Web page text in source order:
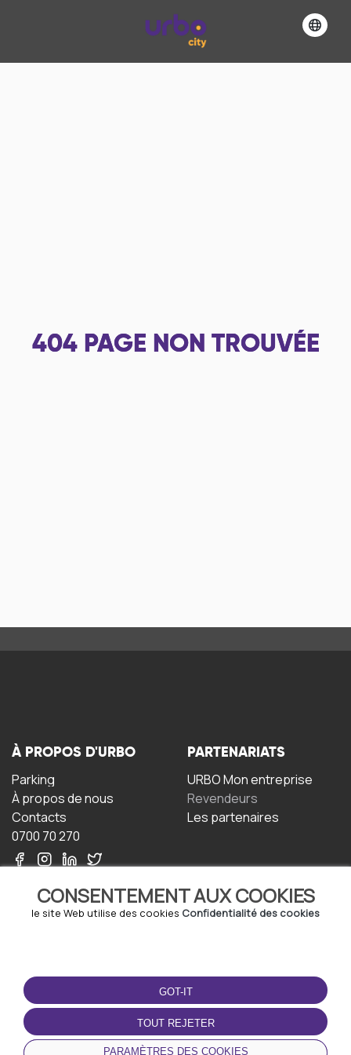
404 PAGE NON TROUVÉE
CONSENTEMENT AUX COOKIES
le site Web utilise des cookies Confidentialité des cookies
GOT-IT
TOUT REJETER
PARAMÈTRES DES COOKIES
À PROPOS D'URBO
Parking
À propos de nous
Contacts
0700 70 270
PARTENARIATS
URBO Mon entreprise
Revendeurs
Les partenaires
TERMS-OF-USE
Termes et conditions
Politique de confidentialité
Politique relative aux
cookies
TÉLÉCHARGEZ
L'APPLICATION